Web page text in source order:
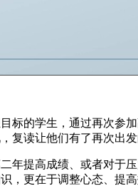
标的学生，通过再次
复读让他们有了再次出发
提高成绩、或者对于
更在于调整心态、提